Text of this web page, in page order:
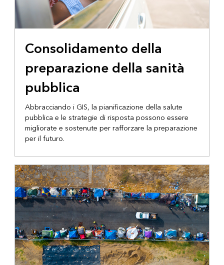
Consolidamento della
preparazione della sanità
pubblica
Abbracciando i GIS, la pianificazione della salute
pubblica e le strategie di risposta possono essere
migliorate e sostenute per rafforzare la preparazione
per il futuro.